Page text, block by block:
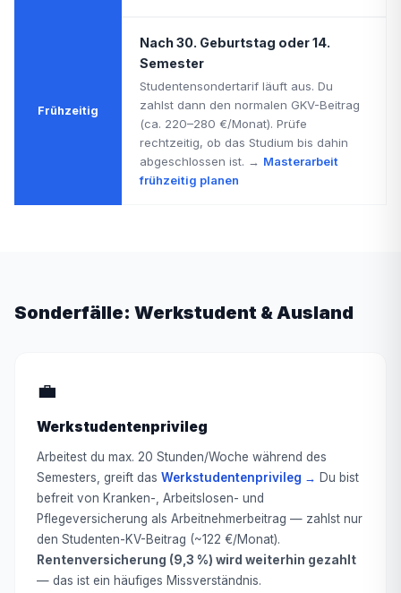
Frühzeitig
Nach 30. Geburtstag oder 14.
Semester
Studentensondertarif läuft aus. Du
zahlst dann den normalen GKV-Beitrag
(ca. 220–280 €/Monat). Prüfe
rechtzeitig, ob das Studium bis dahin
abgeschlossen ist. → Masterarbeit
frühzeitig planen
Sonderfälle: Werkstudent & Ausland
💼
Werkstudentenprivileg
Arbeitest du max. 20 Stunden/Woche während des
Semesters, greift das Werkstudentenprivileg → Du bist
befreit von Kranken-, Arbeitslosen- und
Pflegeversicherung als Arbeitnehmerbeitrag — zahlst nur
den Studenten-KV-Beitrag (~122 €/Monat).
Rentenversicherung (9,3 %) wird weiterhin gezahlt
— das ist ein häufiges Missverständnis.